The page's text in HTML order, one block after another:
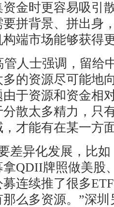
金时更容易吸引
拼背景、拼出身
端市场能够获得
人士强调，留给
的资源尽可能地
于资源和资金相
散太多精力，只
才能有在某一方
差异化发展，比
QDII牌照做美股
连续推了很多
么多资源。”深